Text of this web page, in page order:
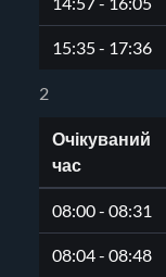
15:35 - 17:36
2
Очікуваний
час
08:00 - 08:31
08:04 - 08:48